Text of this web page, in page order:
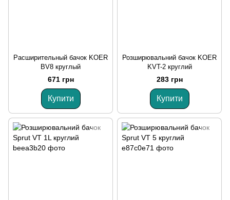
Расширительный бачок KOER
BV8 круглый
671 грн
Купити
Розширювальний бачок KOER
KVT-2 круглий
283 грн
Купити